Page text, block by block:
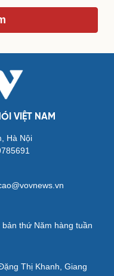
VIỆT NAM
Hà Nội
bản thứ Năm hàng tuần
Thị Khanh, Giang